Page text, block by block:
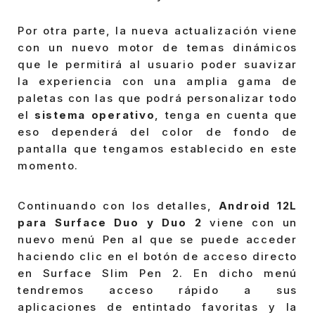
Por otra parte, la nueva actualización viene
con un nuevo motor de temas dinámicos
que le permitirá al usuario poder suavizar
la experiencia con una amplia gama de
paletas con las que podrá personalizar todo
el sistema operativo
, tenga en cuenta que
eso dependerá del color de fondo de
pantalla que tengamos establecido en este
momento.
Continuando con los detalles,
Android 12L
para Surface Duo y Duo 2 viene con un
nuevo menú Pen al que se puede acceder
haciendo clic en el botón de acceso directo
en Surface Slim Pen 2. En dicho menú
tendremos acceso rápido a sus
aplicaciones de entintado favoritas y la